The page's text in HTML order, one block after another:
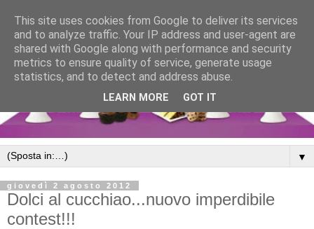
▼
giovedì 2 agosto 2012
Dolci al cucchiao...nuovo imperdibile
contest!!!
This site uses cookies from Google to deliver its services
and to analyze traffic. Your IP address and user-agent are
shared with Google along with performance and security
metrics to ensure quality of service, generate usage
statistics, and to detect and address abuse.
LEARN MORE GOT IT